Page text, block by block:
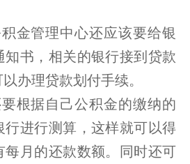
管理中心还应该要给银
知书，相关的银行接到贷款
办理贷款划付手续。
据自己公积金的缴纳的
行进行测算，这样就可以得
每月的还款数额。同时还可